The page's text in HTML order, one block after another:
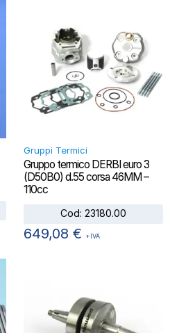
Gruppi Termici
Gruppo termico DERBI euro 3
(D50B0) d.55 corsa 46MM –
110cc
Cod: 23180.00
649,08 € +IVA